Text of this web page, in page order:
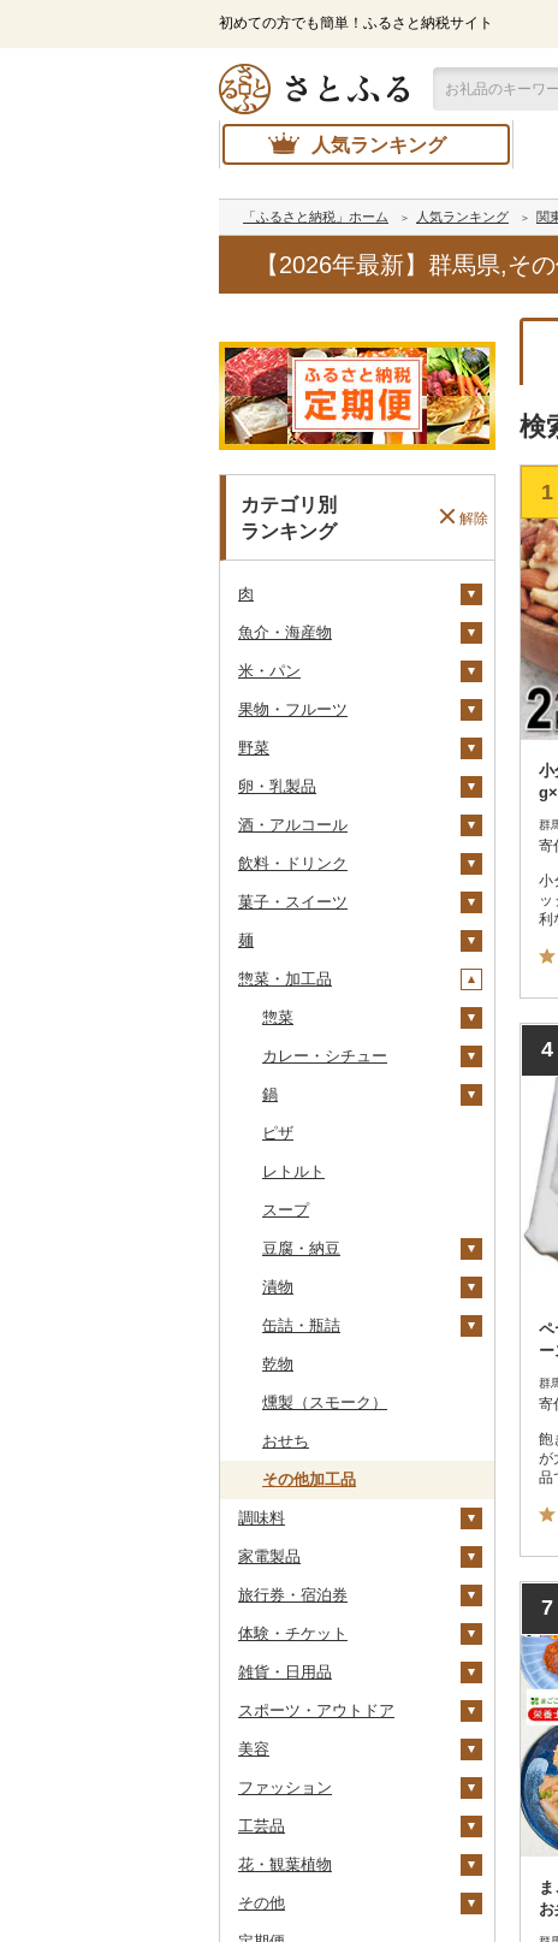
初めての方でも簡単！ふるさと納税サイト
人気ランキング
「ふるさと納税」ホーム 人気ランキング 関
【2026年最新】群馬県,そ
カテゴリ別
ランキング
解除
肉
牛肉（精肉）
ステーキ
すき焼き
焼肉
牛タン
和牛
黒毛和牛
仙台牛
米沢牛
山形牛
上州牛
飛騨牛
近江牛
神戸牛・神戸ビーフ
但馬牛
土佐あかうし
佐賀牛
長崎和牛
あか牛
宮崎牛
その他牛肉（精肉）
牛肉（加工品）
ハンバーグ
ローストビーフ
ビーフジャーキー
その他牛肉（加工品）
豚肉（精肉）
すき焼き
しゃぶしゃぶ
焼肉
アグー豚
豚肉（加工品）
ハンバーグ
もつ鍋
ハム
ソーセージ・ウインナ
鶏肉
鶏肉（精肉）
ハム・ソーセージ
唐揚げ
水炊き
地鶏
赤鶏さつま
鹿肉
馬肉
羊肉・ラム肉（ジンギス
魚介・海産物
カニ
ズワイガニ
毛ガニ
かにしゃぶ
その他カニ
エビ
ボタンエビ
伊勢海老
その他エビ
いくら
うに
明太子・たらこ
明太子
たらこ
その他魚卵
数の子
キャビア
その他魚卵
貝
鮑（アワビ）
牡蠣（カキ）
あさり
サザエ
はまぐり
その他貝
鮮魚
鮭・サーモン
マグロ
カツオ
金目鯛
クエ
くじら
サバ
さんま
鯛
のどぐろ
ふぐ
ブリ
ほっけ
その他鮮魚
イカ・タコ
イカ
海苔・海藻
わかめ
ひじき
その他海苔・海藻
干物
ししゃも
その他干物
その他魚介・加工品
しらす・ちりめん
かまぼこ・練り製品
その他魚介・加工品
米・パン
米
無洗米
玄米
金芽米
ゆめぴりか
コシヒカリ
はえぬき
さがびより
ひとめぼれ
ミルキークィーン
ななつぼし
その他米
雑穀
餅
その他穀物加工品
パン
果物・フルーツ
ぶどう・マスカット
巨峰
ナガノパープル
ピオーネ
デラウェア
その他ぶどう・マスカ
いちご
りんご
もも
メロン
梨
和梨
洋梨・ラフランス
マンゴー
みかん・柑橘
レモン
不知火・デコポン
せとか
文旦
まどんな
ポンカン
その他柑橘
すいか
キウイ
柿（カキ）
ドライフルーツ
干し柿
干し芋
その他ドライフルーツ
その他果物
びわ
ブルーベリー
パイナップル
栗
その他果物
野菜
いも
じゃがいも
さつまいも
その他いも
トマト
フルーツトマト
ミニトマト
玉ねぎ
ねぎ
根菜
人参
大根
レンコン
にんにく・生姜
その他根菜
アスパラガス
豆
きのこ
しいたけ
松茸
その他きのこ
その他野菜
山菜
かぼちゃ
茄子
レタス
その他野菜
卵・乳製品
卵
チーズ
ヨーグルト
バター
その他乳製品
酒・アルコール
ビール・発泡酒
ビール
地ビール・クラフトビ
日本酒
純米吟醸
大吟醸
吟醸
芋焼酎
麦焼酎
米焼酎
その他焼酎
梅酒
泡盛
ワイン
赤ワイン
シャンパン・スパーク
ウイスキー
リキュール・洋酒
甘酒
ノンアルコール
その他酒
飲料・ドリンク
水・ミネラルウォーター
飲料
コーヒー豆
粉
茶
飲料
茶葉・ティーバッグ
足柄茶
知覧茶
八女茶
その他茶
果汁飲料
りんごジュース
紅茶
茶葉・ティーバッグ
その他飲料・ジュース
野菜ジュース
炭酸飲料
豆乳
その他飲料・ジュース
菓子・スイーツ
クッキー
焼き菓子
プリン
ゼリー
チョコレート
カステラ
アイス・ジェラート
その他洋菓子
煎餅・おかき
羊羹
饅頭
大福
その他和菓子
麺
ラーメン
うどん
そば
パスタ
ひやむぎ
そうめん
その他麺
惣菜・加工品
惣菜
餃子
コロッケ
その他惣菜
カレー・シチュー
シチュー
鍋
肉
魚
その他鍋
ピザ
レトルト
スープ
豆腐・納豆
豆腐
納豆
漬物
梅干
キムチ
その他漬物
缶詰・瓶詰
肉
魚
果物
ジャム
その他缶詰・瓶詰
乾物
燻製（スモーク）
おせち
その他加工品
調味料
砂糖
塩
醤油
味噌
酢
だし
食用油
オリーブオイル
ごま油
はちみつ
ドレッシング
その他調味料
家電製品
季節・空調家電
キッチン家電
照明器具
パソコン・周辺機器
TV・オーディオ・カメラ
美容・健康家電
カー用品
時計
その他家電
旅行券・宿泊券
旅行券
JTBふるさと旅行クー
その他旅行券
宿泊券
体験・チケット
PayPay商品券
食事券
温泉・サウナ・スパ利用
雑貨・日用品
家具・インテリア
机・テーブル
その他家具・インテリ
寝具
布団
毛布
タオルケット
タオル
その他タオル
文房具・印鑑
ボールペン
ノート・ファイル
食器
グラス・カップ
キッチン用品
スポーツ・アウトドア
ゴルフ
ゴルフボール
ゴルフウェア
その他ゴルフ
釣り
サイクリング
アウトドア・キャンプ
その他スポーツ
美容
スキンケア
洗顔
その他スキンケア
シャンプー・リンス
石鹸・ボディーソープ
入浴剤
ファッション
鞄・バッグ
トートバッグ・ショル
洋服
女性・レディース
和服
工芸品
織物
本場奄美大島紬
陶器・漆器
花・観葉植物
観葉植物・苗木
その他
検
1
小
群
寄
小
利
4
ー
群
寄
飽
が
品
7